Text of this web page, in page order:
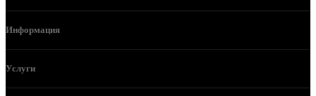
Информация
Услуги